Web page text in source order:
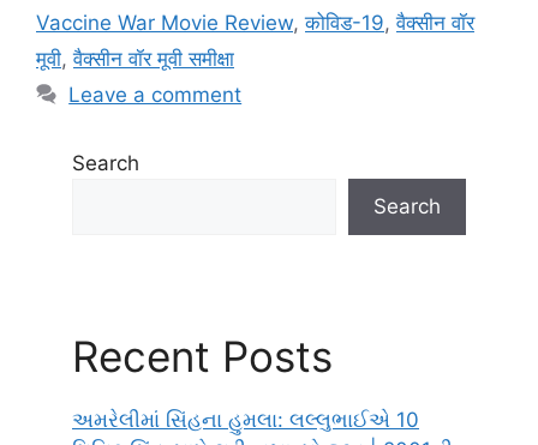
Vaccine War Movie Review,कोविड-19,वैक्सीन वॉर
मूवी,वैक्सीन वॉर मूवी समीक्षा
Leave a comment
Search
Search
Recent Posts
અમરેલીમાં સિંહના હુમલા: લલ્લુભાઈએ 10